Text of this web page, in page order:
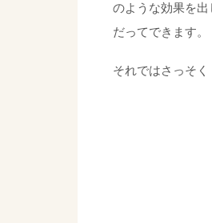
のような効果を
だってできます。
それではさっそく